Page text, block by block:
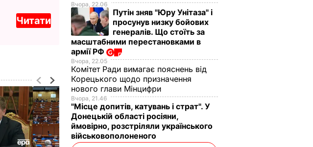
Читати
Вчора, 22.06
Путін зняв "Юру Унітаза" і
просунув низку бойових
генералів. Що стоїть за
масштабними перестановками в
армії РФ
Вчора, 22.05
Комітет Ради вимагає пояснень від
Корецького щодо призначення
нового глави Мінцифри
Вчора, 21.46
"Місце допитів, катувань і страт". У
Донецькій області росіяни,
ймовірно, розстріляли українського
військовополоненого